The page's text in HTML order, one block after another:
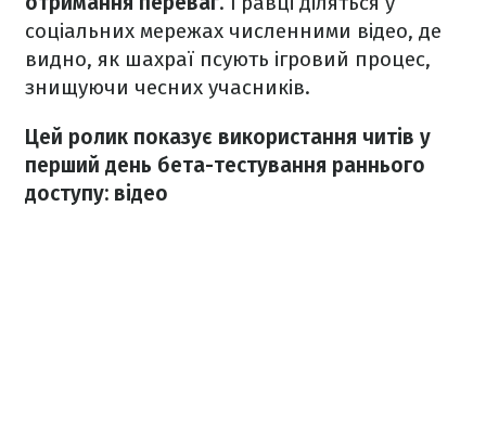
соціальних мережах численними відео, де
видно, як шахраї псують ігровий процес,
знищуючи чесних учасників.
Цей ролик показує використання читів у
перший день бета-тестування раннього
доступу: відео